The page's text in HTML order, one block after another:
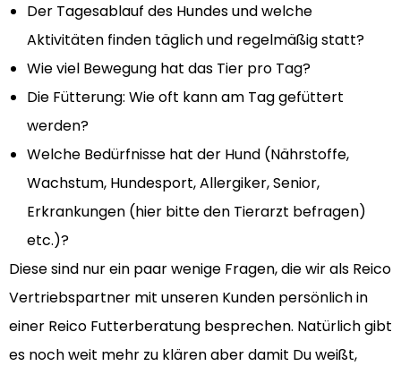
Der Tagesablauf des Hundes und welche
Aktivitäten finden täglich und regelmäßig statt?
Wie viel Bewegung hat das Tier pro Tag?
Die Fütterung: Wie oft kann am Tag gefüttert
werden?
Welche Bedürfnisse hat der Hund (Nährstoffe,
Wachstum, Hundesport, Allergiker, Senior,
Erkrankungen (hier bitte den Tierarzt befragen)
etc.)?
Diese sind nur ein paar wenige Fragen, die wir als Reico
Vertriebspartner mit unseren Kunden persönlich in
einer Reico Futterberatung besprechen. Natürlich gibt
es noch weit mehr zu klären aber damit Du weißt,